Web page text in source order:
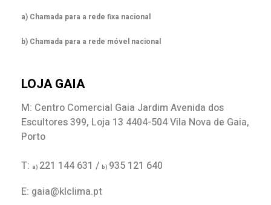
a) Chamada para a rede fixa nacional
b) Chamada para a rede móvel nacional
LOJA GAIA
M: Centro Comercial Gaia Jardim Avenida dos
Escultores 399, Loja 13 4404-504 Vila Nova de Gaia,
Porto
T: a) 221 144 631 / b) 935 121 640
E: gaia@klclima.pt